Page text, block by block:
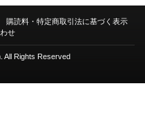
週の注目記事 新千歳空港 訪日客
購読料・特定商取引法に基づく表示
せ
All Rights Reserved